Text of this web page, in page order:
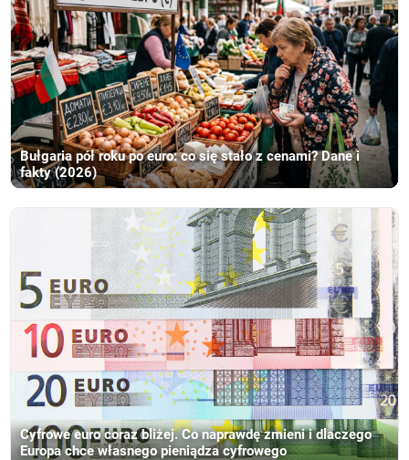
Bułgaria pół roku po euro: co się stało z cenami? Dane i
fakty (2026)
Cyfrowe euro coraz bliżej. Co naprawdę zmieni i dlaczego
Europa chce własnego pieniądza cyfrowego